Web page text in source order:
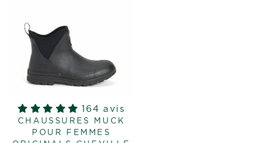
164 avis
CHAUSSURES MUCK
POUR FEMMES